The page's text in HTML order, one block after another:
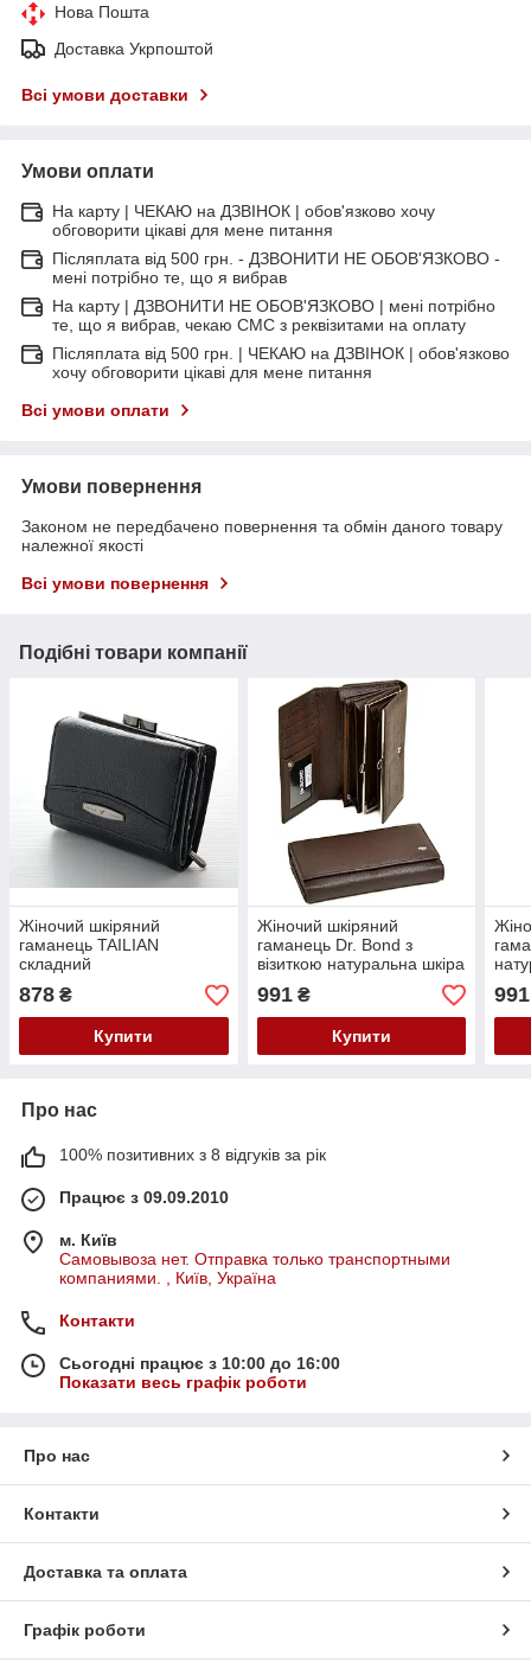
Нова Пошта
Доставка Укрпоштой
Всі умови доставки
Умови оплати
На карту | ЧЕКАЮ на ДЗВІНОК | обов'язково хочу
обговорити цікаві для мене питання
Післяплата від 500 грн. - ДЗВОНИТИ НЕ ОБОВ'ЯЗКОВО -
мені потрібно те, що я вибрав
На карту | ДЗВОНИТИ НЕ ОБОВ'ЯЗКОВО | мені потрібно
те, що я вибрав, чекаю СМС з реквізитами на оплату
Післяплата від 500 грн. | ЧЕКАЮ на ДЗВІНОК | обов'язково
хочу обговорити цікаві для мене питання
Всі умови оплати
Умови повернення
Законом не передбачено повернення та обмін даного товару
належної якості
Всі умови повернення
Подібні товари компанії
Жіночий шкіряний
гаманець TAILIAN
складний
878 ₴
Купити
Жіночий шкіряний
гаманець Dr. Bond з
візиткою натуральна шкіра
991₴
Купити
991
Про нас
100% позитивних з 8 відгуків за рік
Працює з 09.09.2010
м. Київ
Самовывоза нет. Отправка только транспортными
компаниями. , Київ, Україна
Контакти
Сьогодні працює з 10:00 до 16:00
Показати весь графік роботи
Про нас
Контакти
Доставка та оплата
Графік роботи